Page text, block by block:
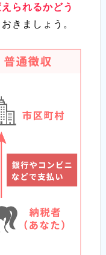
られるかどう
きましょう。